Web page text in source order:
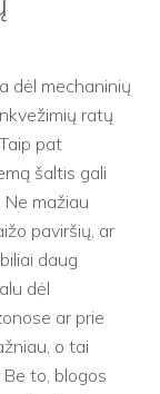
dėl mechaninių
ratų
pat
šaltis gali
mažiau
paviršių, ar
daug
dėl
ar prie
o tai
to, blogos